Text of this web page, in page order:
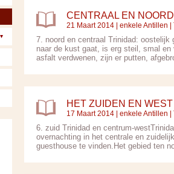
CENTRAAL EN
21 Maart 2014 | enkele Antillen |
7. noord en centraal Trinidad: oostelijk
naar de kust gaat, is erg steil, smal
asfalt verdwenen, zijn er putten,
HET ZUIDEN EN
17 Maart 2014 | enkele Antillen |
6. zuid Trinidad en centrum-
overnachting in het centrale en
guesthouse te vinden.Het gebied ten